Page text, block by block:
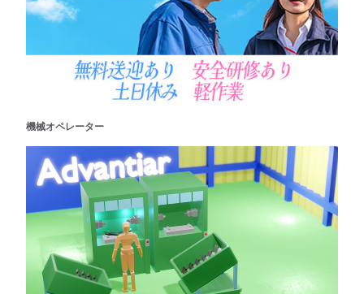
機械オペレーター